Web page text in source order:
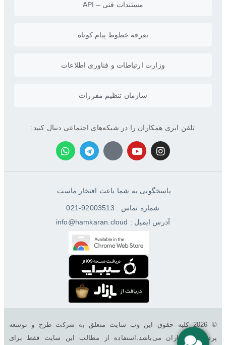
مستندات فنی – API
تعرفه خطوط پیام کوتاه
وزارت ارتباطات و فناوری اطلاعات
سازمان تنظیم مقررات
تلفن ابری همکاران را در شبکه‌های اجتماعی دنبال کنید:
پاسخگویی به شما باعث افتخار ماست.
شماره تماس : 92003513-021
آدرس ایمیل : info@hamkaran.cloud
© 2026 کليه حقوق اين وب سایت متعلق به شرکت طرح و توسعه
پردازش همکاران می‌باشد.استفاده از مطالب این سایت فقط برای